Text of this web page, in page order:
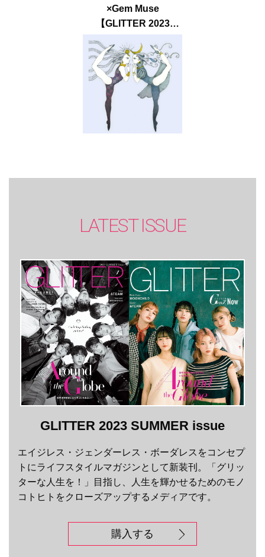
×Gem Muse
【GLITTER 2023
SUMMER issue】
LATEST ISSUE
GLITTER 2023 SUMMER issue
エイジレス・ジェンダーレス・ボーダレスをコンセプ
トにライフスタイルマガジンとして新装刊。「グリッ
ターな人生を！」目指し、人生を輝かせるためのモノ
コトヒトをクローズアップするメディアです。
購入する